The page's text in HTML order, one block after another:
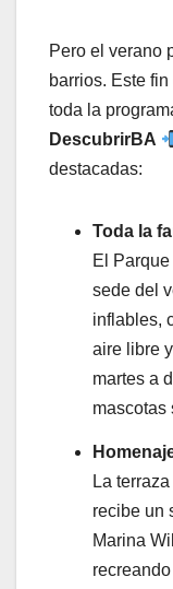
Pero el verano
barrios. Este
toda la
DescubrirBA
destacadas:
Toda la
El
sede del
inflables,
aire libre
martes a
mascotas
La
recibe un
Marina